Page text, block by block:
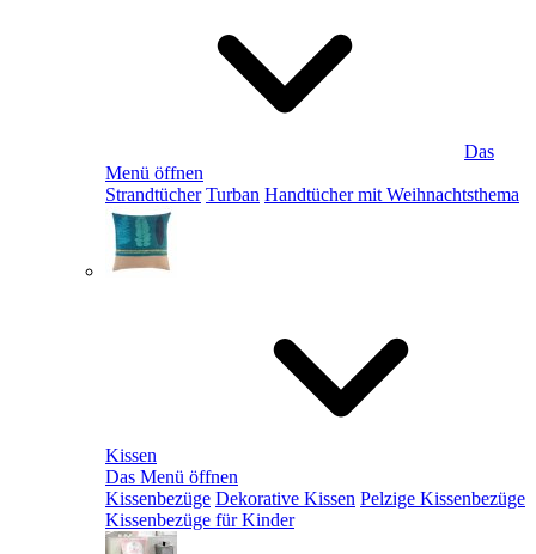
Das
Menü öffnen
Strandtücher Turban Handtücher mit Weihnachtsthema
Kissen
Das Menü öffnen
Kissenbezüge Dekorative Kissen Pelzige Kissenbezüge
Kissenbezüge für Kinder